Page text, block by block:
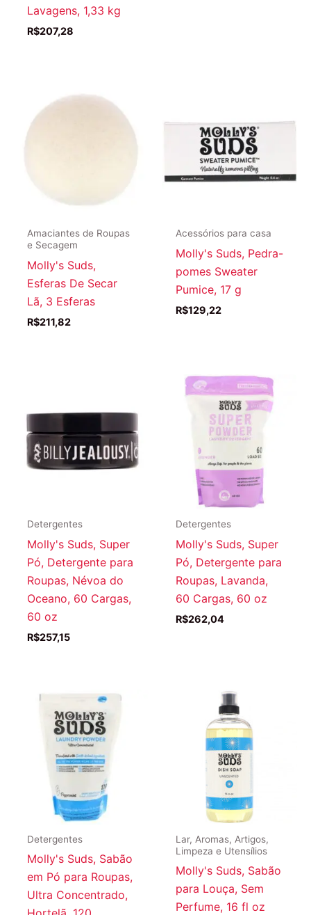
Lavagens, 1,33 kg
R$207,28
Amaciantes de Roupas
e Secagem
Molly's Suds,
Esferas De Secar
Lã, 3 Esferas
R$211,82
Acessórios para casa
Molly's Suds, Pedra-
pomes Sweater
Pumice, 17 g
R$129,22
Detergentes
Molly's Suds, Super
Pó, Detergente para
Roupas, Névoa do
Oceano, 60 Cargas,
60 oz
R$257,15
Detergentes
Molly's Suds, Super
Pó, Detergente para
Roupas, Lavanda,
60 Cargas, 60 oz
R$262,04
Detergentes
Molly's Suds, Sabão
em Pó para Roupas,
Ultra Concentrado,
Lar, Aromas, Artigos,
Limpeza e Utensílios
Molly's Suds, Sabão
para Louça, Sem
Perfume, 16 fl oz